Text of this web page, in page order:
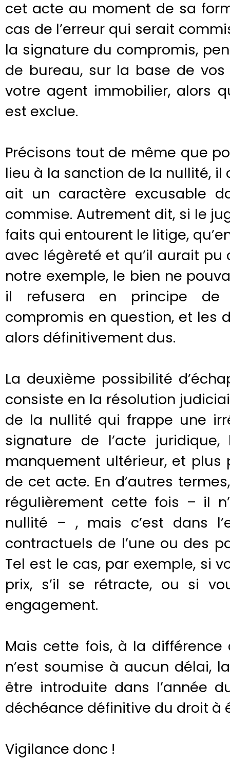
cet acte au moment de sa
cas de l’erreur qui serait
la signature du compromis,
de bureau, sur la base de
votre agent immobilier, alors
est exclue.
Précisons tout de même que
lieu à la sanction de la nullité,
ait un caractère excusable
commise. Autrement dit, si le
faits qui entourent le litige,
avec légèreté et qu’il aurait
notre exemple, le bien ne
il refusera en principe de
compromis en question, et les
alors définitivement dus.
La deuxième possibilité
consiste en la résolution
de la nullité qui frappe une
signature de l’acte
manquement ultérieur, et plus
de cet acte. En d’autres
régulièrement cette fois – il
nullité – , mais c’est dans
contractuels de l’une ou des
Tel est le cas, par exemple, si
prix, s’il se rétracte, ou si
engagement.
Mais cette fois, à la
n’est soumise à aucun délai,
être introduite dans l’année
déchéance définitive du droit à
Vigilance donc !